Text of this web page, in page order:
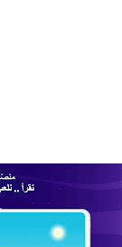
니다.
?